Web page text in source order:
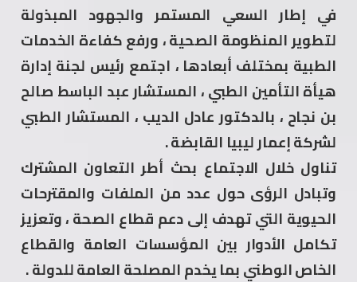
في إطار السعي المستمر والجهود المبذولة
لتطوير المنظومة الصحية ، ورفع كفاءة الخدمات
الطبية بمختلف أبعادها ، اجتمع رئيس لجنة إدارة
هيأة التأمين الطبي ، المستشار عبد الباسط صالح
بن نجاح ، بالدكتور عادل الديب ، المستشار الطبي
لشركة إعمار ليبيا القابضة .
​تناول خلال الاجتماع بحث أطر التعاون المشترك
وتبادل الرؤى حول عدد من الملفات والمقترحات
الحيوية التي تهدف إلى دعم قطاع الصحة ، وتعزيز
تكامل الأدوار بين المؤسسات العامة والقطاع
الخاص الوطني بما يخدم المصلحة العامة للدولة .